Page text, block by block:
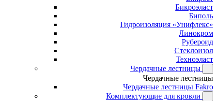
Бикроэласт
Биполь
Гидроизоляция «Унифлекс»
Линокром
Рубероид
Стеклоизол
Техноэласт
Чердачные лестницы
Чердачные лестницы
Чердачные лестницы Fakro
Комплектующие для кровли